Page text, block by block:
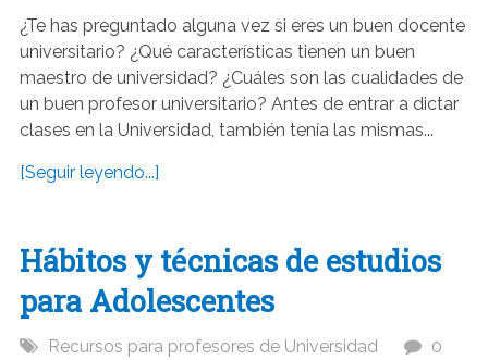
¿Te has preguntado alguna vez si eres un buen docente
universitario? ¿Qué características tienen un buen
maestro de universidad? ¿Cuáles son las cualidades de
un buen profesor universitario? Antes de entrar a dictar
clases en la Universidad, también tenía las mismas...
[Seguir leyendo...]
Hábitos y técnicas de estudios
para Adolescentes
Recursos para profesores de Universidad
0